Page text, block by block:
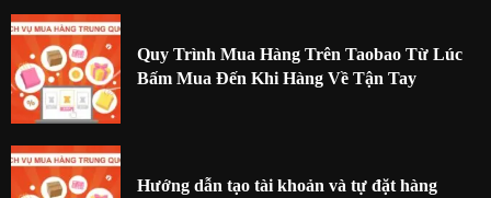
Quy Trình Mua Hàng Trên Taobao Từ Lúc
Bấm Mua Đến Khi Hàng Về Tận Tay
Hướng dẫn tạo tài khoản và tự đặt hàng